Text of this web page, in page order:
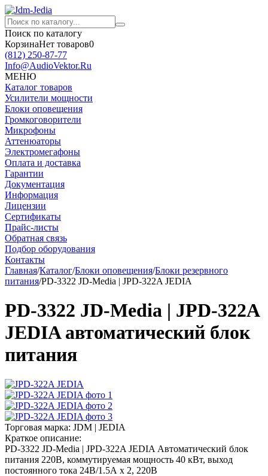
Поиск по каталогу
КорзинаНет товаров0
(812) 250-87-77
Info@AudioVektor.Ru
МЕНЮ
Каталог товаров
Усилители мощности
Блоки оповещения
Громкоговорители
Микрофоны
Аттенюаторы
Электромегафоны
Оплата и доставка
Гарантии
Документация
Информация
Лицензии
Сертификаты
Прайс-листы
Обратная связь
Подбор оборудования
Контакты
Главная/Каталог/Блоки оповещения/Блоки резервного
питания/PD-3322 JD-Media | JPD-322A JEDIA
PD-3322 JD-Media | JPD-322A
JEDIA автоматический блок
питания
Торговая марка: JDM | JEDIA
Краткое описание:
PD-3322 JD-Media | JPD-322A JEDIA Автоматический блок
питания 220В, коммутируемая мощность 40 кВт, выход
постоянного тока 24В/1.5А х 2, 220В